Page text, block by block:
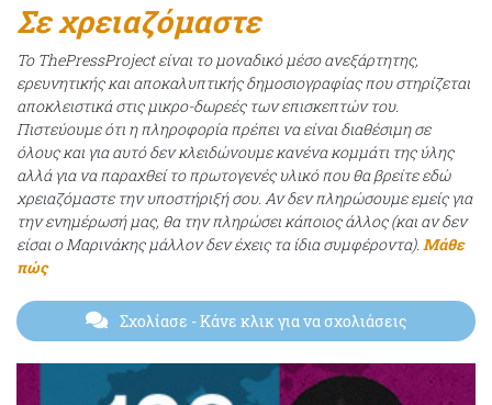
Σε χρειαζόμαστε
Το ThePressProject είναι το μοναδικό μέσο ανεξάρτητης,
ερευνητικής και αποκαλυπτικής δημοσιογραφίας που στηρίζεται
αποκλειστικά στις μικρο-δωρεές των επισκεπτών του.
Πιστεύουμε ότι η πληροφορία πρέπει να είναι διαθέσιμη σε
όλους και για αυτό δεν κλειδώνουμε κανένα κομμάτι της ύλης
αλλά για να παραχθεί το πρωτογενές υλικό που θα βρείτε εδώ
χρειαζόμαστε την υποστήριξή σου. Αν δεν πληρώσουμε εμείς για
την ενημέρωσή μας, θα την πληρώσει κάποιος άλλος (και αν δεν
είσαι ο Μαρινάκης μάλλον δεν έχεις τα ίδια συμφέροντα). Μάθε
πώς
Σχολίασε - Κάνε κλικ για να σχολιάσεις